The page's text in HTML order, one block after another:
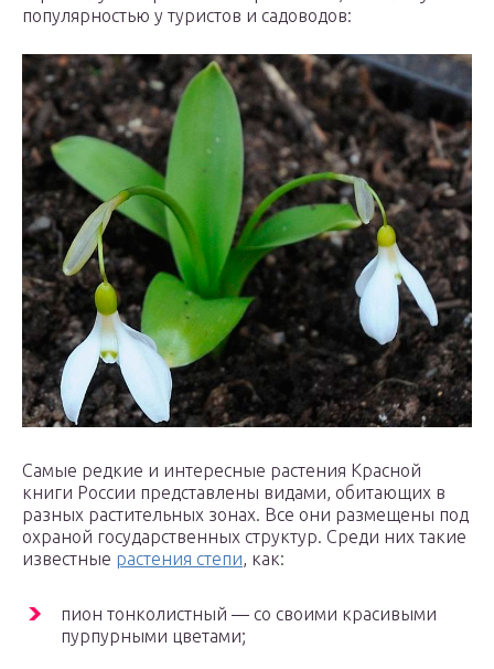
популярностью у туристов и садоводов:
Самые редкие и интересные растения Красной
книги России представлены видами, обитающих в
разных растительных зонах. Все они размещены под
охраной государственных структур. Среди них такие
известные растения степи, как:
пион тонколистный — со своими красивыми
пурпурными цветами;